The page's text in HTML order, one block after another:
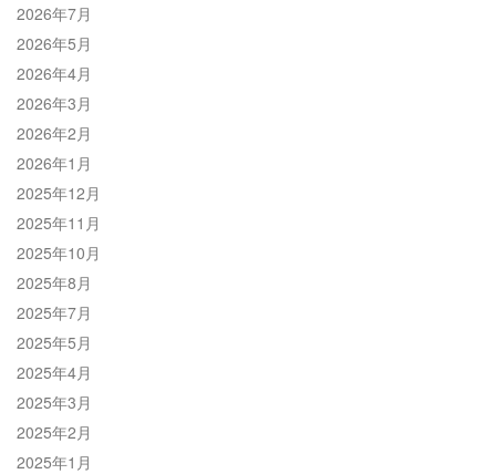
2026年7月
2026年5月
2026年4月
2026年3月
2026年2月
2026年1月
2025年12月
2025年11月
2025年10月
2025年8月
2025年7月
2025年5月
2025年4月
2025年3月
2025年2月
2025年1月